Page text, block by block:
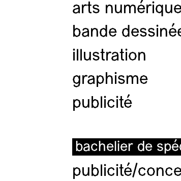
arts
bande
illustration
graphisme
publicité
bachelier de
publicité/